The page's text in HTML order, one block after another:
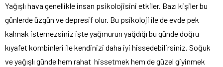
Yağışlı hava genellikle insan psikolojisini etkiler. Bazı kişiler bu
günlerde üzgün ve depresif olur. Bu psikoloji ile de evde pek
kalmak istemezsiniz işte yağmurun yağdığı bu günde doğru
kıyafet kombinleri ile kendinizi daha iyi hissedebilirsiniz. Soğuk
ve yağışlı günde hem rahat hissetmek hem de güzel giyinmek